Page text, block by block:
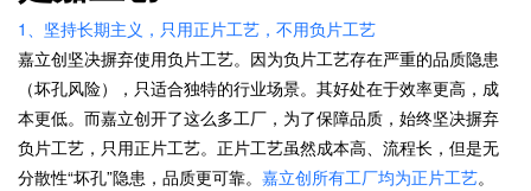
1、坚持长期主义，只用正片工艺，不用负片工艺
嘉立创坚决摒弃使用负片工艺。因为负片工艺存在严重的品质隐患
（坏孔风险），只适合独特的行业场景。其好处在于效率更高，成
本更低。而嘉立创开了这么多工厂，为了保障品质，始终坚决摒弃
负片工艺，只用正片工艺。正片工艺虽然成本高、流程长，但是无
分散性“坏孔”隐患，品质更可靠。 嘉立创所有工厂均为正片工艺。